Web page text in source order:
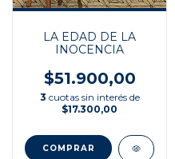
LA EDAD DE LA
INOCENCIA
$51.900,00
3 cuotas sin interés de
$17.300,00